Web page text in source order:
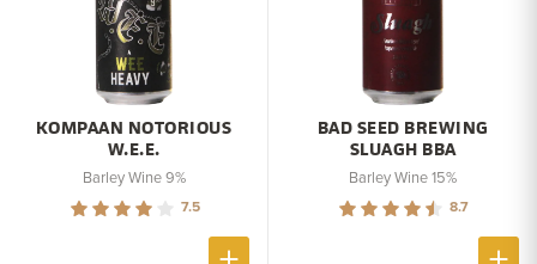
KOMPAAN NOTORIOUS
W.E.E.
Barley Wine 9%
7.5
BAD SEED BREWING
SLUAGH BBA
Barley Wine 15%
8.7